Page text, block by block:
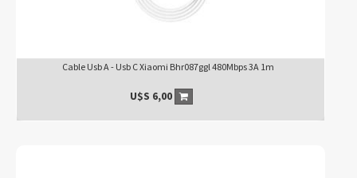
Cable Usb A - Usb C Xiaomi Bhr087ggl 480Mbps 3A 1m
U$S 6,00